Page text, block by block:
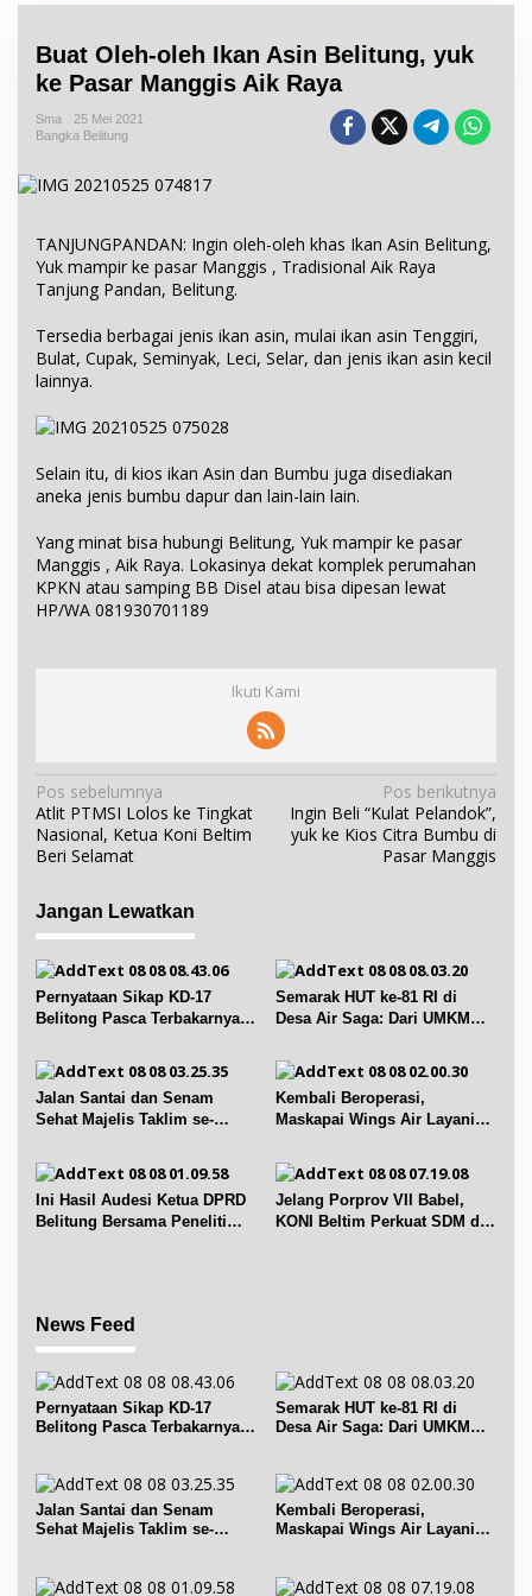
Buat Oleh-oleh Ikan Asin Belitung, yuk
ke Pasar Manggis Aik Raya
Sma
25 Mei 2021
Bangka Belitung
TANJUNGPANDAN: Ingin oleh-oleh khas Ikan Asin Belitung,
Yuk mampir ke pasar Manggis , Tradisional Aik Raya
Tanjung Pandan, Belitung.
Tersedia berbagai jenis ikan asin, mulai ikan asin Tenggiri,
Bulat, Cupak, Seminyak, Leci, Selar, dan jenis ikan asin kecil
lainnya.
Selain itu, di kios ikan Asin dan Bumbu juga disediakan
aneka jenis bumbu dapur dan lain-lain lain.
Yang minat bisa hubungi Belitung, Yuk mampir ke pasar
Manggis , Aik Raya. Lokasinya dekat komplek perumahan
KPKN atau samping BB Disel atau bisa dipesan lewat
HP/WA 081930701189
Ikuti Kami
N
a
v
g
a
s
i
p
s
Pos sebelumnya
Atlit PTMSI Lolos ke Tingkat
Nasional, Ketua Koni Beltim
Beri Selamat
Pos berikutnya
Ingin Beli “Kulat Pelandok”,
yuk ke Kios Citra Bumbu di
Pasar Manggis
Jangan Lewatkan
Pernyataan Sikap KD-17
Belitong Pasca Terbakarnya
Semarak HUT ke-81 RI di
Desa Air Saga: Dari UMKM
Jalan Santai dan Senam
Sehat Majelis Taklim se-
Kembali Beroperasi,
Maskapai Wings Air Layani
Ini Hasil Audesi Ketua DPRD
Belitung Bersama Peneliti
Jelang Porprov VII Babel,
KONI Beltim Perkuat SDM di
News Feed
Pernyataan Sikap KD-17
Belitong Pasca Terbakarnya
Semarak HUT ke-81 RI di
Desa Air Saga: Dari UMKM
Jalan Santai dan Senam
Sehat Majelis Taklim se-
Kembali Beroperasi,
Maskapai Wings Air Layani